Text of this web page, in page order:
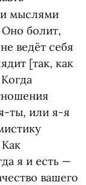
мыслями
Оно болит,
ведёт себя
[так, как
ты, или я-я
я и есть —
вашего